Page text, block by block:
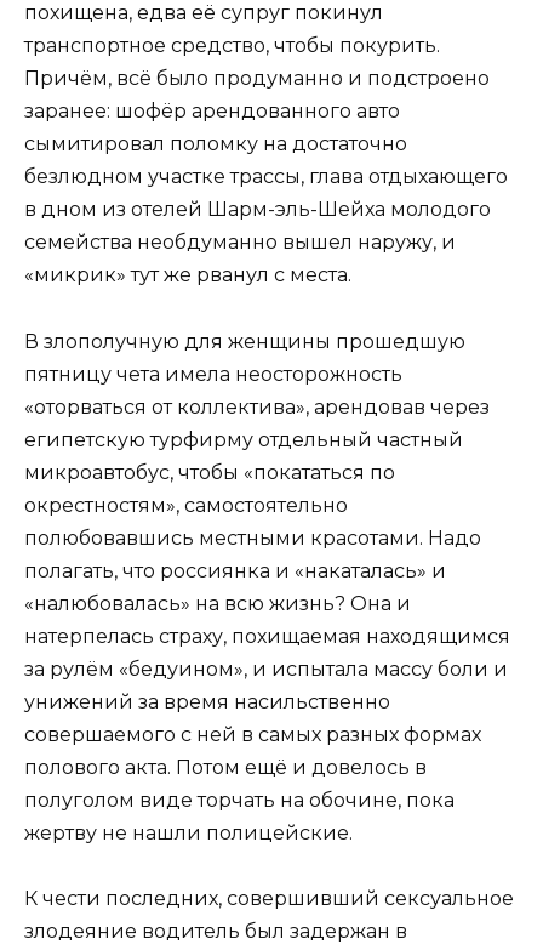
похищена, едва её супруг покинул
транспортное средство, чтобы покурить.
Причём, всё было продуманно и подстроено
заранее: шофёр арендованного авто
сымитировал поломку на достаточно
безлюдном участке трассы, глава отдыхающего
в дном из отелей Шарм-эль-Шейха молодого
семейства необдуманно вышел наружу, и
«микрик» тут же рванул с места.
В злополучную для женщины прошедшую
пятницу чета имела неосторожность
«оторваться от коллектива», арендовав через
египетскую турфирму отдельный частный
микроавтобус, чтобы «покататься по
окрестностям», самостоятельно
полюбовавшись местными красотами. Надо
полагать, что россиянка и «накаталась» и
«налюбовалась» на всю жизнь? Она и
натерпелась страху, похищаемая находящимся
за рулём «бедуином», и испытала массу боли и
унижений за время насильственно
совершаемого с ней в самых разных формах
полового акта. Потом ещё и довелось в
полуголом виде торчать на обочине, пока
жертву не нашли полицейские.
К чести последних, совершивший сексуальное
злодеяние водитель был задержан в